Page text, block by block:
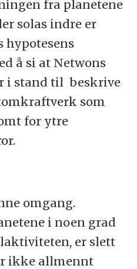
fra planetene
solas indre er
hypotesens
å si at Netwons
i stand til beskrive
som
for ytre
omgang.
i noen grad
er slett
ikke allmennt